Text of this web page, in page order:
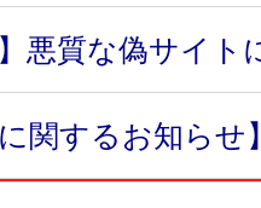
悪質な偽サイト
関するお知らせ